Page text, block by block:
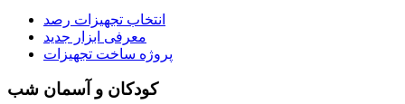
انتخاب تجهیزات رصد
معرفی ابزار جدید
پروژه ساخت تجهیزات
کودکان و آسمان شب